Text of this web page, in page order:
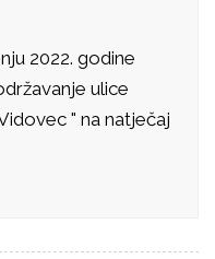
2022. godine
ulice
" na natječaj